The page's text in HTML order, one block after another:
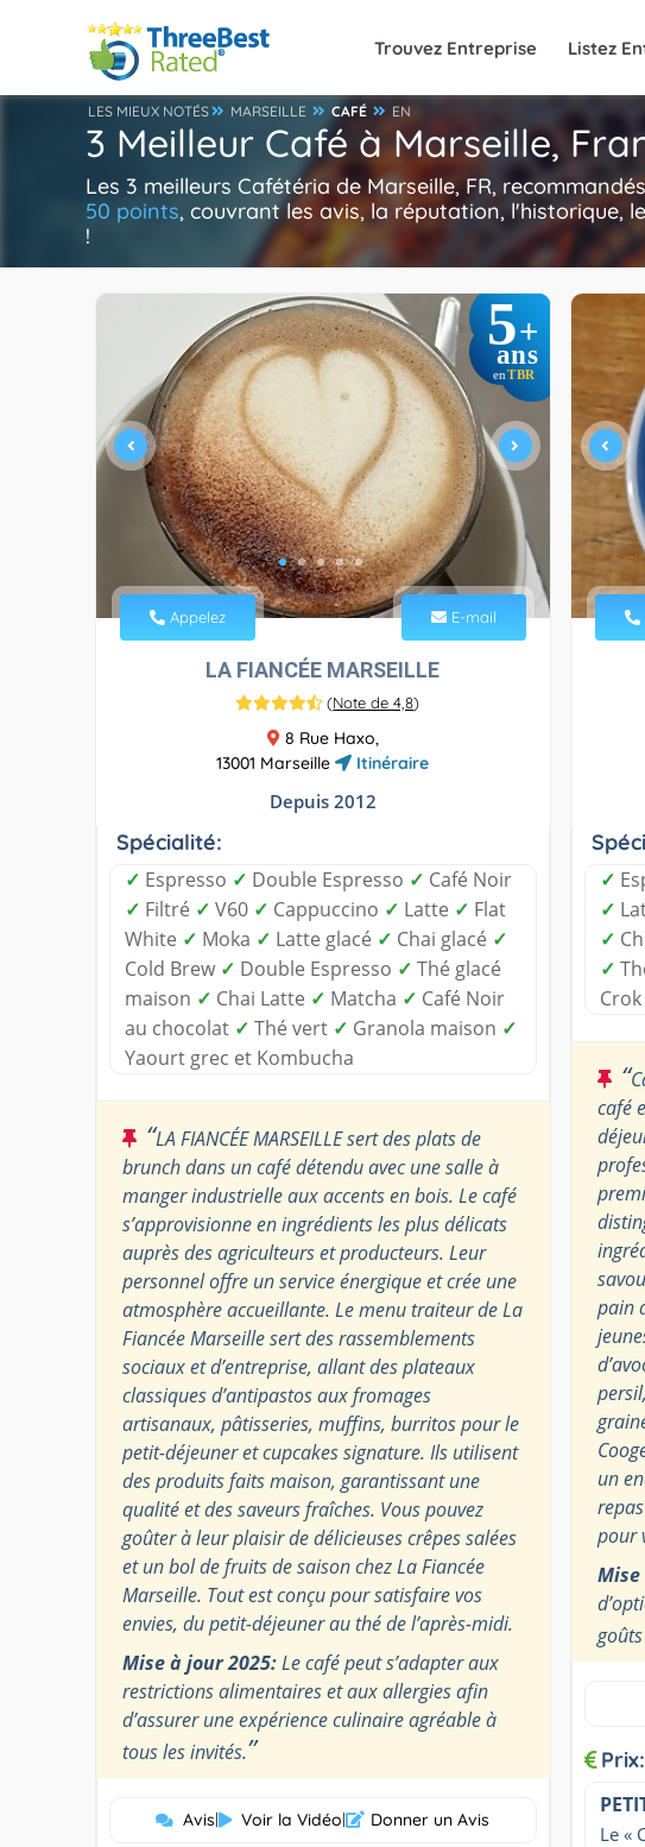
Trouvez Entreprise Listez
LES MIEUX NOTÉS MARSEILLE CAFÉ EN
3 Meilleur Café à Marseille,
Les 3 meilleurs Cafétéria de Marseille, FR,
50 points, couvrant les avis, la réputation, l'historique,
!
5+
ans
enTBR
Appelez E-mail
LA FIANCÉE MARSEILLE
(Note de 4,8)
8 Rue Haxo,
13001 Marseille
Itinéraire
Depuis 2012
Spécialité:
✓ Espresso ✓ Double Espresso ✓ Café Noir
✓ Filtré ✓ V60 ✓ Cappuccino ✓ Latte ✓ Flat
White ✓ Moka ✓ Latte glacé ✓ Chai glacé ✓
Cold Brew ✓ Double Espresso ✓ Thé glacé
maison ✓ Chai Latte ✓ Matcha ✓ Café Noir
au chocolat ✓ Thé vert ✓ Granola maison ✓
Yaourt grec et Kombucha
“LA FIANCÉE MARSEILLE sert des plats de
brunch dans un café détendu avec une salle à
manger industrielle aux accents en bois. Le café
s’approvisionne en ingrédients les plus délicats
auprès des agriculteurs et producteurs. Leur
personnel offre un service énergique et crée une
atmosphère accueillante. Le menu traiteur de La
Fiancée Marseille sert des rassemblements
sociaux et d’entreprise, allant des plateaux
classiques d’antipastos aux fromages
artisanaux, pâtisseries, muffins, burritos pour le
petit-déjeuner et cupcakes signature. Ils utilisent
des produits faits maison, garantissant une
qualité et des saveurs fraîches. Vous pouvez
goûter à leur plaisir de délicieuses crêpes salées
et un bol de fruits de saison chez La Fiancée
Marseille. Tout est conçu pour satisfaire vos
envies, du petit-déjeuner au thé de l’après-midi.
Mise à jour 2025:Le café peut s’adapter aux
restrictions alimentaires et aux allergies afin
d’assurer une expérience culinaire agréable à
tous les invités.”
Avis| Voir la Vidéo| Donner un Avis
✓
✓
✓
✓
“
café
pain
un
pour
Mise
Prix:
Le «